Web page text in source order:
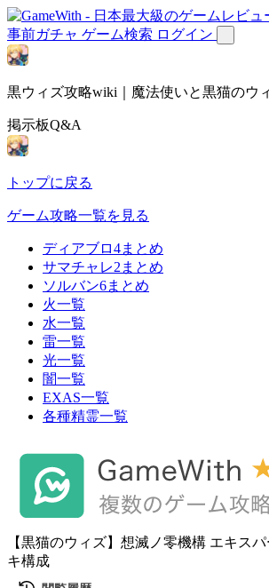
事前ガチャ ゲーム検索 ログイン
黒ウィズ攻略wiki｜魔法使いと黒猫のウ
掲示板Q&A
トップに戻る
ゲーム攻略一覧を見る
ディアブロ4まとめ
サマチャレ2まとめ
ソルバン6まとめ
火一覧
水一覧
雷一覧
光一覧
闇一覧
EXAS一覧
各種精霊一覧
【黒猫のウィズ】想滅ノ零機構 エキス
キ構成